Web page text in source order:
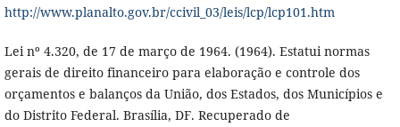
http://www.planalto.gov.br/ccivil_03/leis/lcp/lcp101.htm
Lei nº 4.320, de 17 de março de 1964. (1964). Estatui normas
gerais de direito financeiro para elaboração e controle dos
orçamentos e balanços da União, dos Estados, dos Municípios e
do Distrito Federal. Brasília, DF. Recuperado de